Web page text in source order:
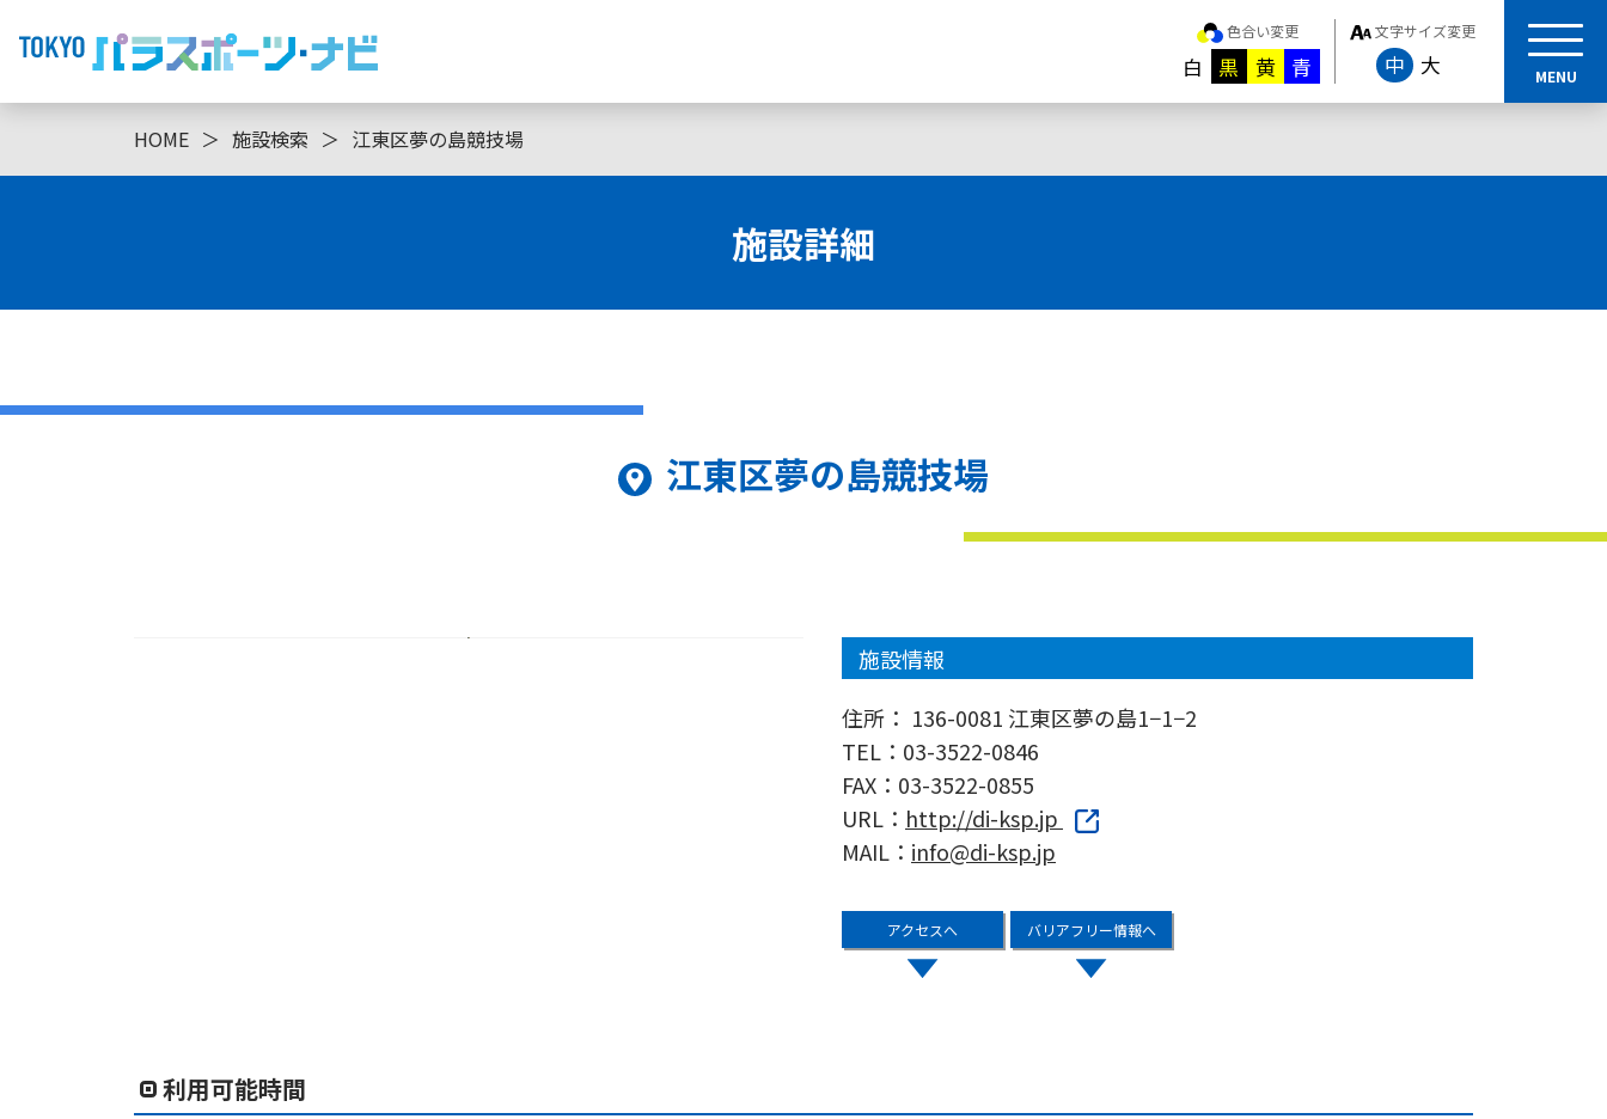
色合い変更
白 黒 黄 青
文字サイズ変更
中 大 MENU
HOME ＞ 施設検索 ＞ 江東区夢の島競技場
施設詳細
江東区夢の島競技場
施設情報
住所： 136-0081 江東区夢の島1−1−2
TEL： 03-3522-0846
FAX： 03-3522-0855
URL： http://di-ksp.jp
MAIL： info@di-ksp.jp
アクセスへ バリアフリー情報へ
利用可能時間